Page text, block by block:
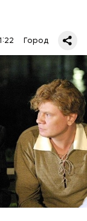
Город
«Мастер
в доме
повелитель
Садовой,
жил и
с 1921-го по
в гнусном
происходили
потолок, за
она
где жил
к